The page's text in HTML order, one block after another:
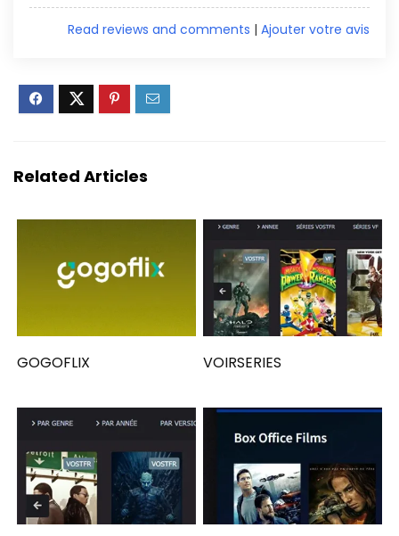
Ajouter votre avis
|
Read reviews and comments
Related Articles
GOGOFLIX VOIRSERIES